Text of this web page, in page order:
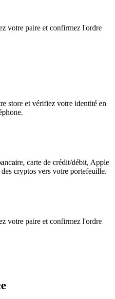
votre paire et confirmez l'ordre
store et vérifiez votre identité en
carte de crédit/débit, Apple
cryptos vers votre portefeuille.
votre paire et confirmez l'ordre